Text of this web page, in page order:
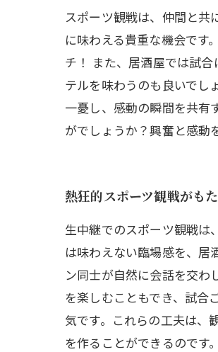
スポーツ観戦は、仲間と共
に味わえる貴重な機会です
チ！ また、居酒屋では試
テルを味わうのも良いでし
一憂し、感動の瞬間を共有
がでしょうか？興奮と感動
熱狂的スポーツ観戦がも
生中継でのスポーツ観戦は
は味わえない臨場感を、居
ン同士が自然に会話を交わ
を楽しむこともでき、試合
気です。これらの工夫は、
を作ることができるのです